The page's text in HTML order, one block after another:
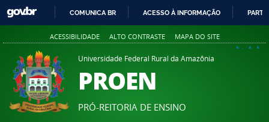
PARA
O
CONTEÚDO
COMUNICA BR ACESSO À INFORMAÇÃO
ACESSIBILIDADE ALTO CONTRASTE MAPA DO SITE
A+ A A-
Universidade Federal Rural da Amazônia
PROEN
PRÓ-REITORIA DE ENSINO